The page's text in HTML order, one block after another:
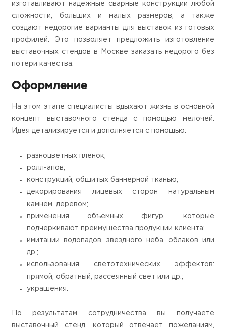
изготавливают надежные сварные конструкции любой
сложности, больших и малых размеров, а также
создают недорогие варианты для выставок из готовых
профилей. Это позволяет предложить изготовление
выставочных стендов в Москве заказать недорого без
потери качества.
Оформление
На этом этапе специалисты вдыхают жизнь в основной
концепт выставочного стенда с помощью мелочей.
Идея детализируется и дополняется с помощью:
разноцветных пленок;
ролл-апов;
конструкций, обшитых баннерной тканью;
декорирования лицевых сторон натуральным
камнем, деревом;
применения объемных фигур, которые
подчеркивают преимущества продукции клиента;
имитации водопадов, звездного неба, облаков или
др.;
использования светотехнических эффектов:
прямой, обратный, рассеянный свет или др.;
украшения.
По результатам сотрудничества вы получаете
выставочный стенд, который отвечает пожеланиям,